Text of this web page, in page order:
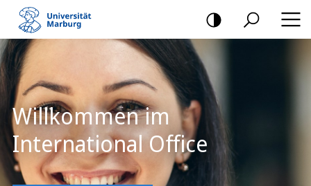
Mobile-
Navigation
Hauptinhalt
Willkommen im
International Office